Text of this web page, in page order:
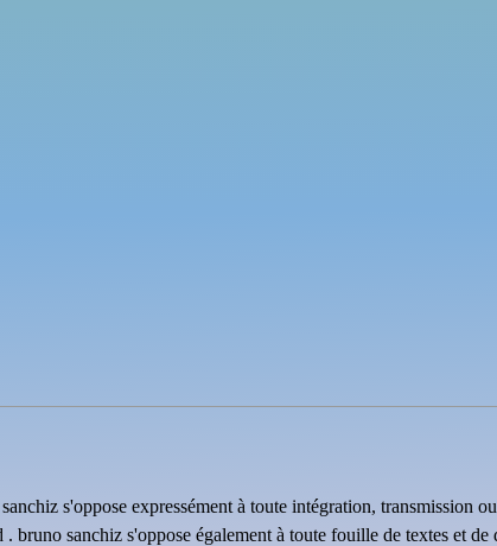
s'oppose expressément à toute intégration, transmission
sanchiz s'oppose également à toute fouille de textes et